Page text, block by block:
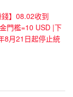
錢】08.02收到
門檻=10 USD |下
8月21日起停止統